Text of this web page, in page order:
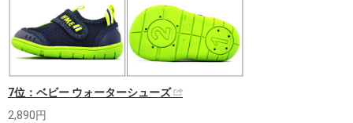
7位：ベビー ウォーターシューズ
2,890円